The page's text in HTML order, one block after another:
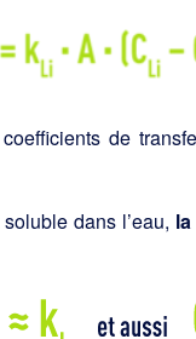
de
dans l’eau,